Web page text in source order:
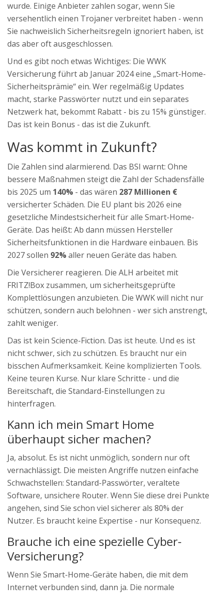
wurde. Einige Anbieter zahlen sogar, wenn Sie
versehentlich einen Trojaner verbreitet haben - wenn
Sie nachweislich Sicherheitsregeln ignoriert haben, ist
das aber oft ausgeschlossen.
Und es gibt noch etwas Wichtiges: Die WWK
Versicherung führt ab Januar 2024 eine „Smart-Home-
Sicherheitsprämie“ ein. Wer regelmäßig Updates
macht, starke Passwörter nutzt und ein separates
Netzwerk hat, bekommt Rabatt - bis zu 15% günstiger.
Das ist kein Bonus - das ist die Zukunft.
Was kommt in Zukunft?
Die Zahlen sind alarmierend. Das BSI warnt: Ohne
bessere Maßnahmen steigt die Zahl der Schadensfälle
bis 2025 um 140% - das wären 287 Millionen €
versicherter Schäden. Die EU plant bis 2026 eine
gesetzliche Mindestsicherheit für alle Smart-Home-
Geräte. Das heißt: Ab dann müssen Hersteller
Sicherheitsfunktionen in die Hardware einbauen. Bis
2027 sollen 92%aller neuen Geräte das haben.
Die Versicherer reagieren. Die ALH arbeitet mit
FRITZ!Box zusammen, um sicherheitsgeprüfte
Komplettlösungen anzubieten. Die WWK will nicht nur
schützen, sondern auch belohnen - wer sich anstrengt,
zahlt weniger.
Das ist kein Science-Fiction. Das ist heute. Und es ist
nicht schwer, sich zu schützen. Es braucht nur ein
bisschen Aufmerksamkeit. Keine komplizierten Tools.
Keine teuren Kurse. Nur klare Schritte - und die
Bereitschaft, die Standard-Einstellungen zu
hinterfragen.
Kann ich mein Smart Home
überhaupt sicher machen?
Ja, absolut. Es ist nicht unmöglich, sondern nur oft
vernachlässigt. Die meisten Angriffe nutzen einfache
Schwachstellen: Standard-Passwörter, veraltete
Software, unsichere Router. Wenn Sie diese drei Punkte
angehen, sind Sie schon viel sicherer als 80% der
Nutzer. Es braucht keine Expertise - nur Konsequenz.
Brauche ich eine spezielle Cyber-
Versicherung?
Wenn Sie Smart-Home-Geräte haben, die mit dem
Internet verbunden sind, dann ja. Die normale